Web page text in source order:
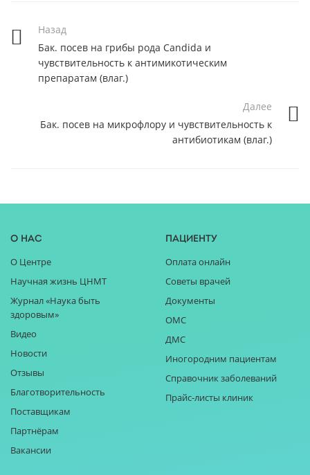
Назад
Бак. посев на грибы рода Candida и
чувcтвительность к антимикотическим
препаратам (влаг.)
Далее
Бак. посев на микрофлору и чувcтвительность к
антибиотикам (влаг.)
О нас
О Центре
Научная жизнь ЦНМТ
Журнал «Наука быть
здоровым»
Видео
Новости
Отзывы
Благотворительность
Поставщикам
Партнёрам
Вакансии
Пациенту
Оплата онлайн
Советы врачей
Документы
ОМС
ДМС
Иногородним пациентам
Справочник заболеваний
Прайс-листы клиник